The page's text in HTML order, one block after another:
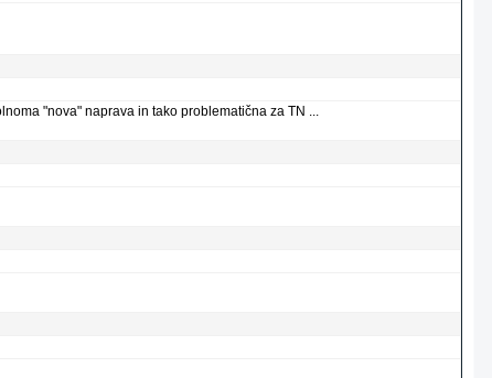
"nova" naprava in tako problematična za TN ...